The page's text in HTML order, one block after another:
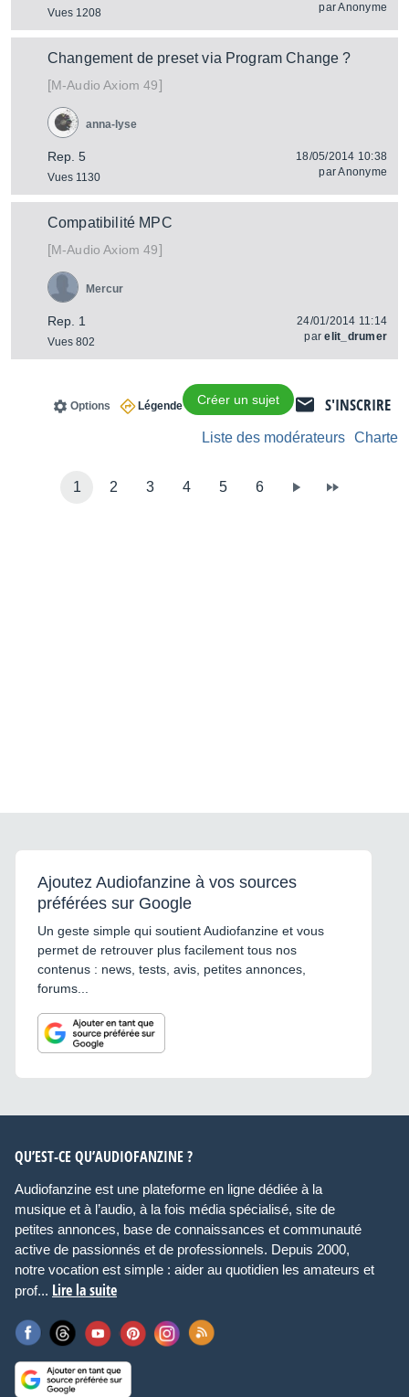
Vues 1208
parAnonyme
Changement de preset via Program Change ?
[M-Audio Axiom 49]
Rep. 5
Vues 1130
anna-lyse
18/05/2014 10:38
parAnonyme
Compatibilité MPC
[M-Audio Axiom 49]
Rep. 1
Vues 802
Mercur
24/01/2014 11:14
parelit_drumer
S'INSCRIRE
Créer un sujet
Légende
Options
Charte
Liste des modérateurs
1 2 3 4 5 6
Ajoutez Audiofanzine à vos sources
préférées sur Google
Un geste simple qui soutient Audiofanzine et vous
permet de retrouver plus facilement tous nos
contenus : news, tests, avis, petites annonces,
forums...
QU’EST-CE QU’AUDIOFANZINE ?
Audiofanzine est une plateforme en ligne dédiée à la
musique et à l’audio, à la fois média spécialisé, site de
petites annonces, base de connaissances et communauté
active de passionnés et de professionnels. Depuis 2000,
notre vocation est simple : aider au quotidien les amateurs et
prof... Lire la suite